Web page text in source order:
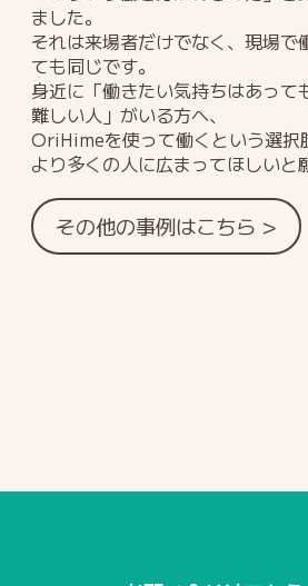
ました。
それは来場者だけでなく、現場で
ても同じです。
身近に「働きたい気持ちはあって
難しい人」がいる方へ、
OriHimeを使って働くという選択
より多くの人に広まってほしいと
その他の事例はこちら >